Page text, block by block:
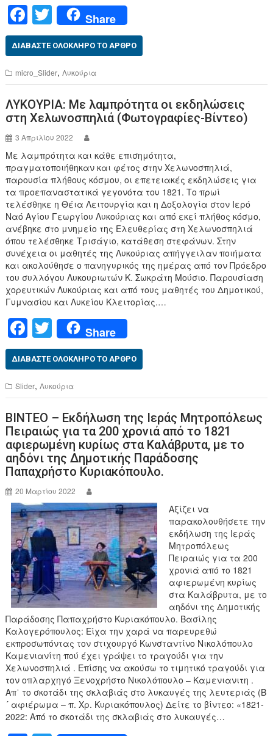
F
a
c
e
b
o
o
k
T
wi
tt
er
Share
ΔΙΑΒΆΣΤΕ ΟΛΌΚΛΗΡΟ ΤΟ ΆΡΘΡΟ
micro_Slider,Λυκούρια
ΛΥΚΟΥΡΙΑ: Με λαμπρότητα οι εκδηλώσεις
στη Χελωνοσπηλιά (Φωτογραφίες-Βίντεο)
3 Απριλίου 2022
Με λαμπρότητα και κάθε επισημότητα,
πραγματοποιήθηκαν και φέτος στην Χελωνοσπηλιά,
παρουσία πλήθους κόσμου, οι επετειακές εκδηλώσεις για
τα προεπαναστατικά γεγονότα του 1821. Το πρωί
τελέσθηκε η Θέια Λειτουργία και η Δοξολογία στον Ιερό
Ναό Αγίου Γεωργίου Λυκούριας και από εκεί πλήθος κόσμο,
ανέβηκε στο μνημείο της Ελευθερίας στη Χελωνοσπηλιά
όπου τελέσθηκε Τρισάγιο, κατάθεση στεφάνων. Στην
συνέχεια οι μαθητές της Λυκούριας απήγγειλαν ποιήματα
και ακολούθησε ο πανηγυρικός της ημέρας από τον Πρόεδρο
του συλλόγου Λυκουριωτών Κ. Σωκράτη Μούσιο. Παρουσίαση
χορευτικών Λυκούριας και από τους μαθητές του Δημοτικού,
Γυμνασίου και Λυκείου Κλειτορίας.…
F
a
c
e
b
o
o
k
T
wi
tt
er
Share
ΔΙΑΒΆΣΤΕ ΟΛΌΚΛΗΡΟ ΤΟ ΆΡΘΡΟ
Slider,Λυκούρια
ΒΙΝΤΕΟ – Εκδήλωση της Ιεράς Μητροπόλεως
Πειραιώς για τα 200 χρονιά από το 1821
αφιερωμένη κυρίως στα Καλάβρυτα, με το
αηδόνι της Δημοτικής Παράδοσης
Παπαχρήστο Κυριακόπουλο.
20 Μαρτίου 2022
Αξίζει να
παρακολουθήσετε την
εκδήλωση της Ιεράς
Μητροπόλεως
Πειραιώς για τα 200
χρονιά από το 1821
αφιερωμένη κυρίως
στα Καλάβρυτα, με το
αηδόνι της Δημοτικής
Παράδοσης Παπαχρήστο Κυριακόπουλο. Βασίλης
Καλογερόπουλος: Είχα την χαρά να παρευρεθώ
εκπροσωπόντας τον στιχουργό Κωνσταντίνο Νικολόπουλο
Καμενιανίτη πού έχει γράψει το τραγούδι για την
Χελωνοσπηλιά . Επίσης να ακούσω το τιμητικό τραγούδι για
τον οπλαρχηγό Ξενοχρήστο Νικολόπουλο – Καμενιανιτη .
Απ᾽ το σκοτάδι της σκλαβιάς στο λυκαυγές της λευτεριάς (B
´ αφιέρωμα – π. Χρ. Κυριακόπουλος) Δείτε το βίντεο: «1821-
2022: Από το σκοτάδι της σκλαβιάς στο λυκαυγές…